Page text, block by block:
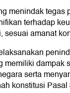
menindak tegas
terhadap
sesuai amanat
memiliki dampak
serta
konstitusi